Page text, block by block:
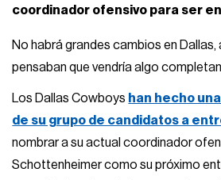
coordinador ofensivo para ser
No habrá grandes cambios en Dallas,
pensaban que vendría algo
Los Dallas Cowboys han hecho
de su grupo de candidatos a
nombrar a su actual coordinador
Schottenheimer como su próximo